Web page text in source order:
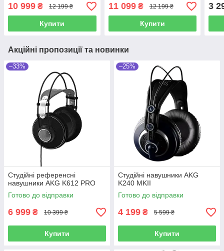
10 999 ₴ 12 199 ₴
Купити
11 099₴ 12 199 ₴
Купити
3
Акційні пропозиції та новинки
–33%
Студійні референсні
навушники AKG K612 PRO
Готово до відправки
6 999 ₴ 10 399 ₴
Купити
–25%
Студійні навушники AKG
K240 MKII
Готово до відправки
4 199 ₴ 5 599 ₴
Купити